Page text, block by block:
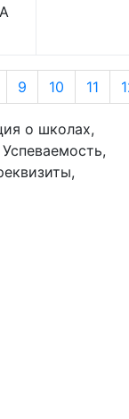
9 10 11
о школах,